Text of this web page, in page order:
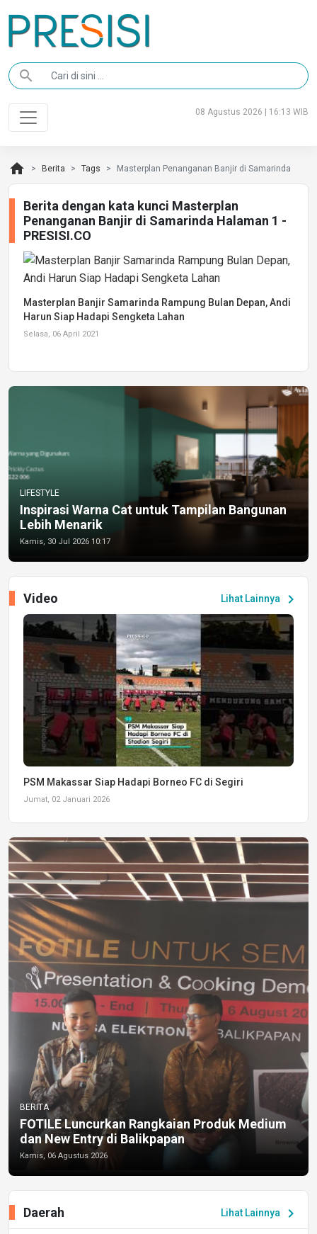
search
08 Agustus 2026 | 16:13 WIB
home Berita Tags Masterplan Penanganan Banjir di Samarinda
Berita dengan kata kunci Masterplan
Penanganan Banjir di Samarinda Halaman 1 -
PRESISI.CO
Masterplan Banjir Samarinda Rampung Bulan Depan, Andi
Harun Siap Hadapi Sengketa Lahan
Selasa, 06 April 2021
LIFESTYLE
Inspirasi Warna Cat untuk Tampilan Bangunan
Lebih Menarik
Kamis, 30 Jul 2026 10:17
Lihat Lainnya chevron_right
Video
PSM Makassar Siap Hadapi Borneo FC di Segiri
Jumat, 02 Januari 2026
BERITA
FOTILE Luncurkan Rangkaian Produk Medium
dan New Entry di Balikpapan
Kamis, 06 Agustus 2026
Lihat Lainnya chevron_right
Daerah